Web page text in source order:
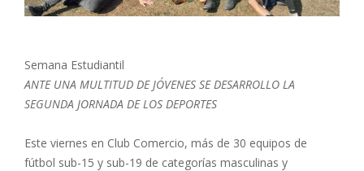
Semana Estudiantil
ANTE UNA MULTITUD DE JÓVENES SE DESARROLLO LA
SEGUNDA JORNADA DE LOS DEPORTES
Este viernes en Club Comercio, más de 30 equipos de
fútbol sub-15 y sub-19 de categorías masculinas y